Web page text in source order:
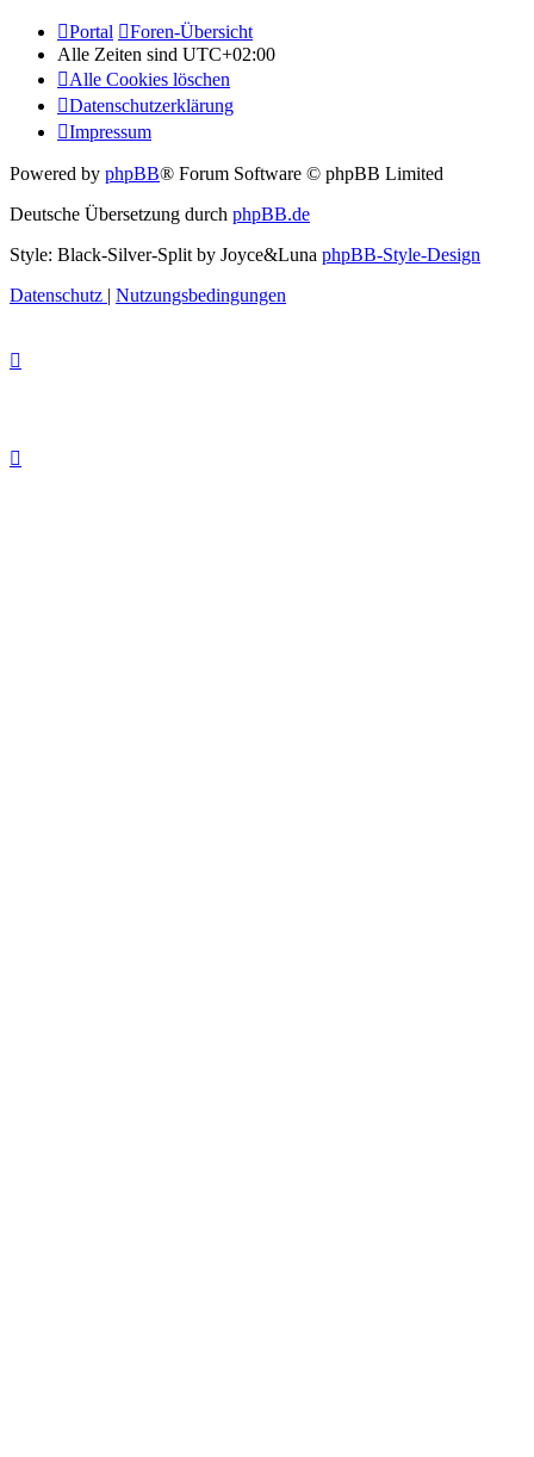
Portal
Foren-Übersicht
Alle Zeiten sind UTC+02:00
Alle Cookies löschen
Datenschutzerklärung
Impressum
Powered by phpBB® Forum Software © phpBB Limited
Deutsche Übersetzung durch phpBB.de
Style: Black-Silver-Split by Joyce&Luna phpBB-Style-Design
Datenschutz | Nutzungsbedingungen